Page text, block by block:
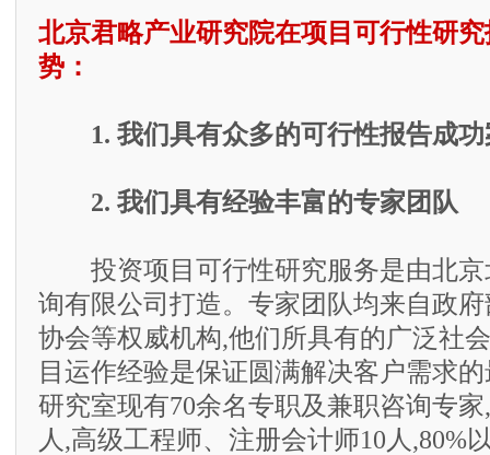
北京君略产业研究院在项目可行性研
势：
1. 我们具有众多的可行性报告成功
2. 我们具有经验丰富的专家团队
投资项目可行性研究服务是由北京
询有限公司打造。专家团队均来自政
协会等权威机构,他们所具有的广泛社
目运作经验是保证圆满解决客户需求
研究室现有70余名专职及兼职咨询专
人,高级工程师、注册会计师10人,80%